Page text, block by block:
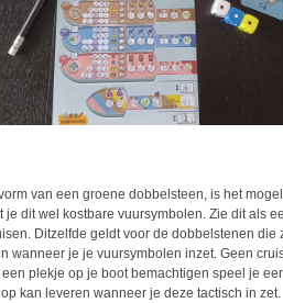
van een groene dobbelsteen, is het
dit wel kostbare vuursymbolen. Zie dit als
Ditzelfde geldt voor de dobbelstenen die
wanneer je je vuursymbolen inzet. Geen
een plekje op je boot bemachtigen speel je
kan leveren wanneer je deze tactisch in zet.